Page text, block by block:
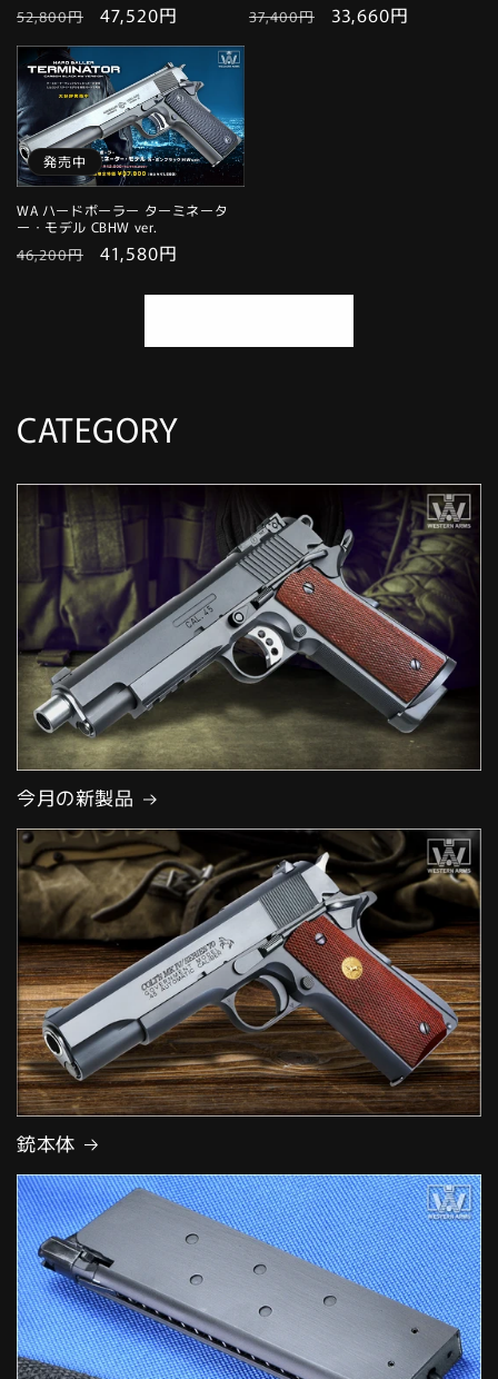
通
常
価
格
52,800円
セ
ー
ル
価
格
47,520円
通
37,400円
セ
33,660円
発売中
WA ハードボーラー ターミネータ
ー・モデル CBHW ver.
通
46,200円
セ
41,580円
CATEGORY
今月の新製品
銃本体